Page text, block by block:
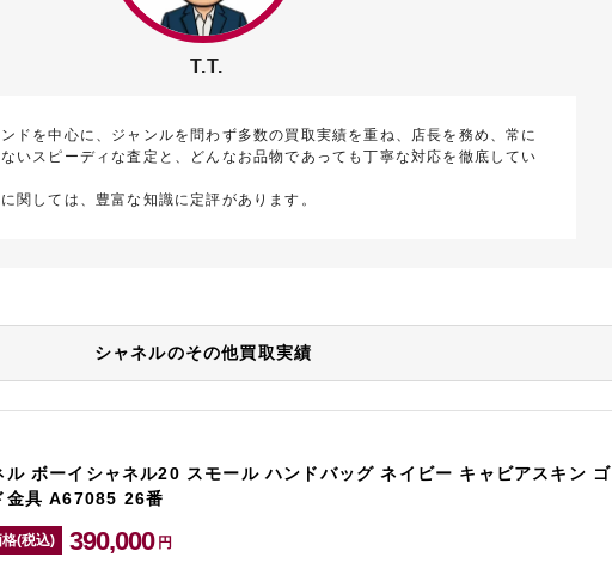
T.T.
ドを中心に、ジャンルを問わず多数の買取実績を重ね、店長を務め、常に
いスピーディな査定と、どんなお品物であっても丁寧な対応を徹底してい
関しては、豊富な知識に定評があります。
シャネルのその他買取実績
ル ボーイシャネル20 スモール ハンドバッグ ネイビー キャビアスキン ゴ
金具 A67085 26番
(税込) 390,000 円